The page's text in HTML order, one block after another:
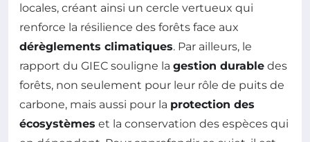
locales, créant ainsi un cercle vertueux qui
renforce la résilience des forêts face aux
dérèglements climatiques. Par ailleurs, le
rapport du GIEC souligne la gestion durable des
forêts, non seulement pour leur rôle de puits de
carbone, mais aussi pour la protection des
écosystèmes et la conservation des espèces qui